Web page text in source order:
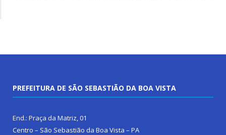
PREFEITURA DE SÃO SEBASTIÃO DA BOA VISTA
End.: Praça da Matriz, 01
Centro – São Sebastião da Boa Vista – PA